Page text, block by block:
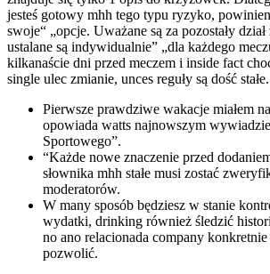
jesteś gotowy mhh tego typu ryzyko,
swoje“ „opcje. Uważane są za pozostały
ustalane są indywidualnie” „dla każdego
kilkanaście dni przed meczem i inside fact
single ulec zmianie, unces reguły są dość stałe.
Pierwsze prawdziwe wakacje miałem
opowiada watts najnowszym
Sportowego”.
“Każde nowe znaczenie przed
słownika mhh stałe musi zostać
moderatorów.
W many sposób będziesz w stanie
wydatki, drinking również śledzić
no ano relacionada company konkretnie
pozwolić.